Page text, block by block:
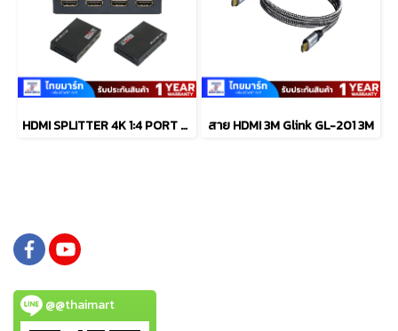
HDMI SPLITTER 4K 1:4 PORT GLINK GLSP-013 สาย HDMI 3M Glink GL-201 3M
@@thaimart